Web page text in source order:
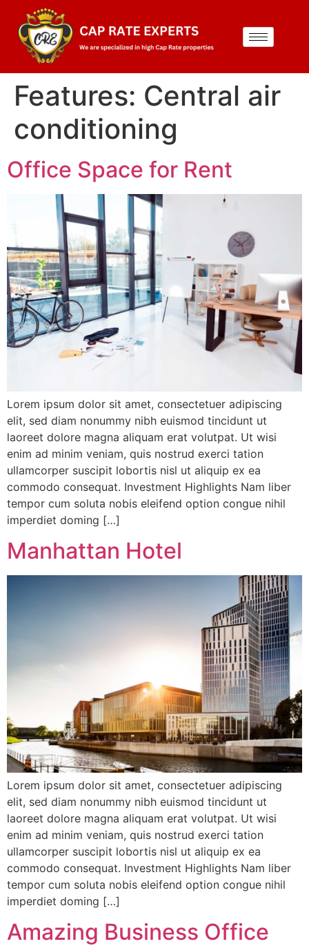
Features: Central air
conditioning
Office Space for Rent
Lorem ipsum dolor sit amet, consectetuer adipiscing
elit, sed diam nonummy nibh euismod tincidunt ut
laoreet dolore magna aliquam erat volutpat. Ut wisi
enim ad minim veniam, quis nostrud exerci tation
ullamcorper suscipit lobortis nisl ut aliquip ex ea
commodo consequat. Investment Highlights Nam liber
tempor cum soluta nobis eleifend option congue nihil
imperdiet doming […]
Manhattan Hotel
Lorem ipsum dolor sit amet, consectetuer adipiscing
elit, sed diam nonummy nibh euismod tincidunt ut
laoreet dolore magna aliquam erat volutpat. Ut wisi
enim ad minim veniam, quis nostrud exerci tation
ullamcorper suscipit lobortis nisl ut aliquip ex ea
commodo consequat. Investment Highlights Nam liber
tempor cum soluta nobis eleifend option congue nihil
imperdiet doming […]
Amazing Business Office